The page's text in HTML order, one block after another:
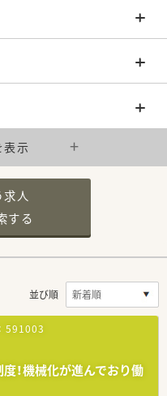
表示
求人
する
並び順
591003
度！機械化が進んでおり働